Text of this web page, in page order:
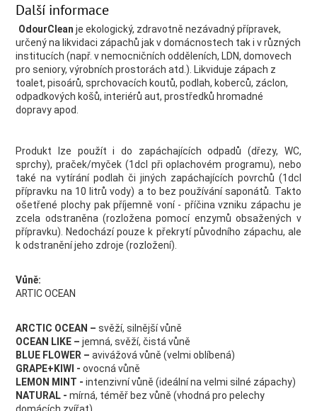
Další informace
OdourCleanje ekologický, zdravotně nezávadný přípravek,
určený na likvidaci zápachů jak v domácnostech tak i v různých
institucích (např. v nemocničních odděleních, LDN, domovech
pro seniory, výrobních prostorách atd.). Likviduje zápach z
toalet, pisoárů, sprchovacích koutů, podlah, koberců, záclon,
odpadkových košů, interiérů aut, prostředků hromadné
dopravy apod.
Produkt lze použít i do zapáchajících odpadů (dřezy, WC,
sprchy), praček/myček (1dcl při oplachovém programu), nebo
také na vytírání podlah či jiných zapáchajících povrchů (1dcl
přípravku na 10 litrů vody) a to bez používání saponátů. Takto
ošetřené plochy pak příjemně voní - příčina vzniku zápachu je
zcela odstraněna (rozložena pomocí enzymů obsažených v
přípravku). Nedochází pouze k překrytí původního zápachu, ale
k odstranění jeho zdroje (rozložení).
Vůně:
ARTIC OCEAN
ARCTIC OCEAN –svěží, silnější vůně
OCEAN LIKE –jemná, svěží, čistá vůně
BLUE FLOWER –avivážová vůně (velmi oblíbená)
GRAPE+KIWI -ovocná vůně
LEMON MINT -intenzivní vůně (ideální na velmi silné zápachy)
NATURAL -mírná, téměř bez vůně (vhodná pro pelechy